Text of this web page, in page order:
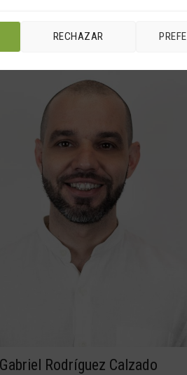
RECHAZAR
Gabriel Rodríguez Calzado